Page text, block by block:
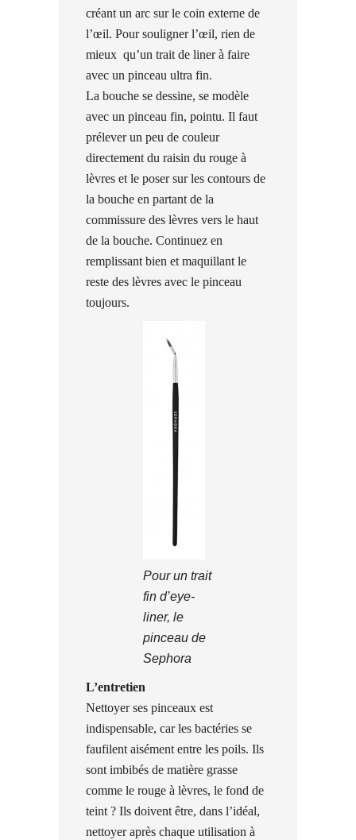
créant un arc sur le coin externe de
l’œil. Pour souligner l’œil, rien de
mieux qu’un trait de liner à faire
avec un pinceau ultra fin.
La bouche se dessine, se modèle
avec un pinceau fin, pointu. Il faut
prélever un peu de couleur
directement du raisin du rouge à
lèvres et le poser sur les contours de
la bouche en partant de la
commissure des lèvres vers le haut
de la bouche. Continuez en
remplissant bien et maquillant le
reste des lèvres avec le pinceau
toujours.
Pour un trait
fin d’eye-
liner, le
pinceau de
Sephora
L’entretien
Nettoyer ses pinceaux est
indispensable, car les bactéries se
faufilent aisément entre les poils. Ils
sont imbibés de matière grasse
comme le rouge à lèvres, le fond de
teint ? Ils doivent être, dans l’idéal,
nettoyer après chaque utilisation à